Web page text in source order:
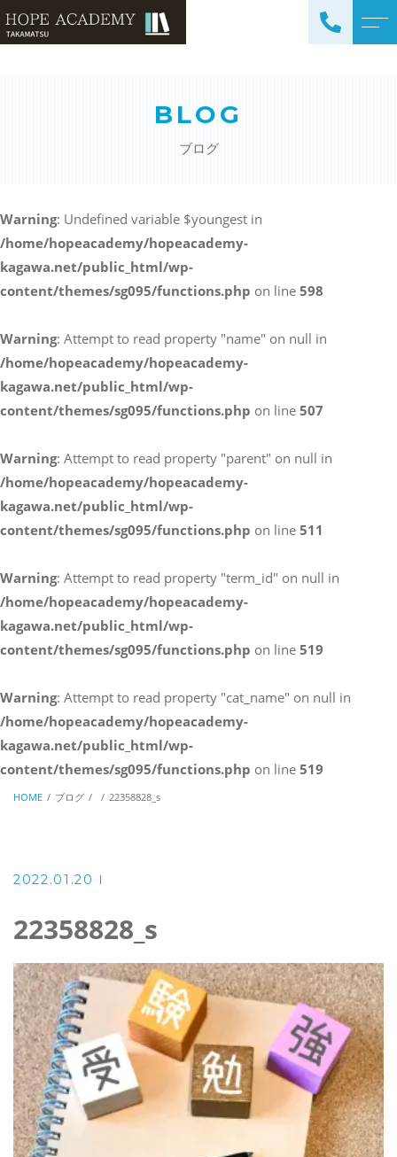
（4科目）
中学生コース（5科目）
高校生コース（3科目）
英会話コース（幼児～小学
校低学年）
087-887-7663
Webからのお問い合わせ
CONTACT
BLOG
ブログ
Warning: Undefined variable $youngest in
/home/hopeacademy/hopeacademy-
kagawa.net/public_html/wp-
content/themes/sg095/functions.php on line 598
Warning: Attempt to read property "name" on null in
/home/hopeacademy/hopeacademy-
kagawa.net/public_html/wp-
content/themes/sg095/functions.php on line 507
Warning: Attempt to read property "parent" on null in
/home/hopeacademy/hopeacademy-
kagawa.net/public_html/wp-
content/themes/sg095/functions.php on line 511
Warning: Attempt to read property "term_id" on null in
/home/hopeacademy/hopeacademy-
kagawa.net/public_html/wp-
content/themes/sg095/functions.php on line 519
Warning: Attempt to read property "cat_name" on null in
/home/hopeacademy/hopeacademy-
kagawa.net/public_html/wp-
content/themes/sg095/functions.php on line 519
HOME ブログ 22358828_s
2022.01.20
22358828_s